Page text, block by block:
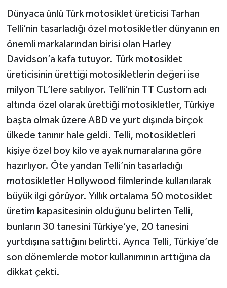
Dünyaca ünlü Türk motosiklet üreticisi Tarhan
Telli’nin tasarladığı özel motosikletler dünyanın en
önemli markalarından birisi olan Harley
Davidson’a kafa tutuyor. Türk motosiklet
üreticisinin ürettiği motosikletlerin değeri ise
milyon TL’lere satılıyor. Telli’nin TT Custom adı
altında özel olarak ürettiği motosikletler, Türkiye
başta olmak üzere ABD ve yurt dışında birçok
ülkede tanınır hale geldi. Telli, motosikletleri
kişiye özel boy kilo ve ayak numaralarına göre
hazırlıyor. Öte yandan Telli’nin tasarladığı
motosikletler Hollywood filmlerinde kullanılarak
büyük ilgi görüyor. Yıllık ortalama 50 motosiklet
üretim kapasitesinin olduğunu belirten Telli,
bunların 30 tanesini Türkiye’ye, 20 tanesini
yurtdışına sattığını belirtti. Ayrıca Telli, Türkiye’de
son dönemlerde motor kullanımının arttığına da
dikkat çekti.